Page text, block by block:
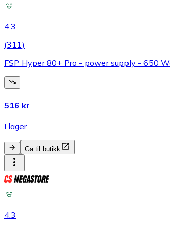
4.3
(311)
FSP Hyper 80+ Pro - power supply - 650
516 kr
I lager
Gå til butikk
4.3